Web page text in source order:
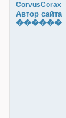
CorvusCorax
Автор сайта
������